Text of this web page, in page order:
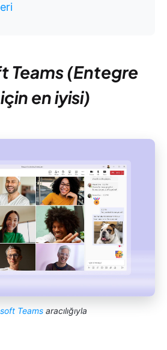
Teams (Entegre
en iyisi)
Teamsaracılığıyla